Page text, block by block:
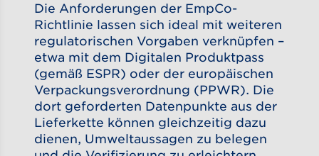
Die Anforderungen der EmpCo-
Richtlinie lassen sich ideal mit weiteren
regulatorischen Vorgaben verknüpfen –
etwa mit dem Digitalen Produktpass
(gemäß ESPR) oder der europäischen
Verpackungsverordnung (PPWR). Die
dort geforderten Datenpunkte aus der
Lieferkette können gleichzeitig dazu
dienen, Umweltaussagen zu belegen